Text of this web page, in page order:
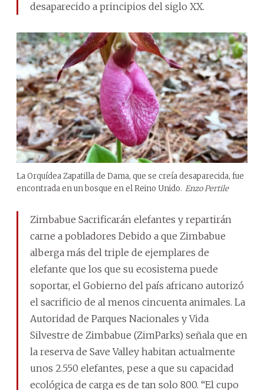
desaparecido a principios del siglo XX.
La Orquídea Zapatilla de Dama, que se creía desaparecida, fue
encontrada en un bosque en el Reino Unido. Enzo Pertile
Zimbabue Sacrificarán elefantes y repartirán
carne a pobladores Debido a que Zimbabue
alberga más del triple de ejemplares de
elefante que los que su ecosistema puede
soportar, el Gobierno del país africano autorizó
el sacrificio de al menos cincuenta animales. La
Autoridad de Parques Nacionales y Vida
Silvestre de Zimbabue (ZimParks) señala que en
la reserva de Save Valley habitan actualmente
unos 2.550 elefantes, pese a que su capacidad
ecológica de carga es de tan solo 800. “El cupo